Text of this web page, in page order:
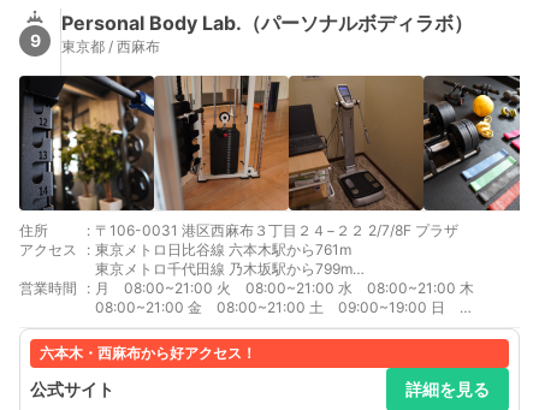
9
Personal Body Lab.（パーソナルボディラボ）
東京都 / 西麻布
住所 : 〒106-0031 港区西麻布３丁目２４−２２ 2/7/8F プラザ
アクセス
: 東京メトロ日比谷線 六本木駅から761m
東京メトロ千代田線 乃木坂駅から799m
東京メトロ日比谷線 広尾駅から832m
都営大江戸線 六本木駅から834m
営業時間 : 月 08:00~21:00 火 08:00~21:00 水 08:00~21:00 木
08:00~21:00 金 08:00~21:00 土 09:00~19:00 日
10:00~19:00 月~金 8時-21時 最終入店20時 土 9時-19
時 最終入店18時 日祝 10時-19時 最終入店18時 また、時間
外をご希望の方はお気軽にお問合せください。
六本木・西麻布から好アクセス！
公式サイト 詳細を見る